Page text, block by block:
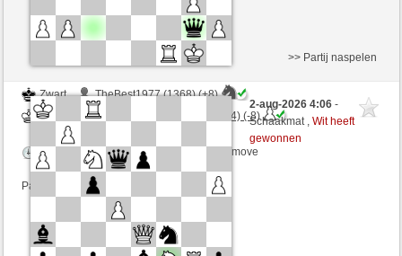
Zwart
TheBest1977 (1368) (+8)
Wit
ChesterTheMoulTester (1184) (-8)
Speelduur: 4 minutes/side + 0 seconds/move
Partij telt mee voor de ranglijst
>> Partij naspelen
2-aug-2026 4:06-
Schaakmat ,Wit heeft
gewonnen